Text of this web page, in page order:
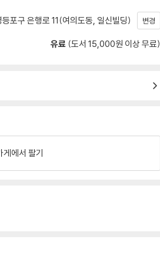
포구 은행로 11(여의도동, 일신빌딩) 변경
유료 (도서 15,000원 이상 무료)
게에서 팔기